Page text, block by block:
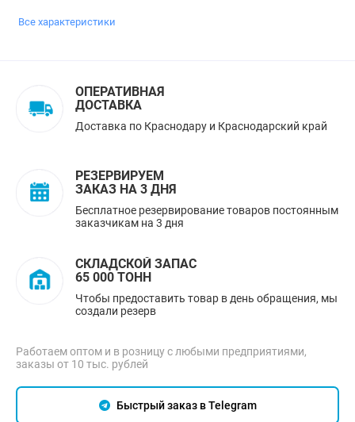
Все характеристики
ОПЕРАТИВНАЯ
ДОСТАВКА
Доставка по Краснодару и Краснодарский край
РЕЗЕРВИРУЕМ
ЗАКАЗ НА 3 ДНЯ
Бесплатное резервирование товаров постоянным
заказчикам на 3 дня
СКЛАДСКОЙ ЗАПАС
65 000 ТОНН
Чтобы предоставить товар в день обращения, мы
создали резерв
Работаем оптом и в розницу с любыми предприятиями,
заказы от 10 тыс. рублей
Быстрый заказ в Telegram